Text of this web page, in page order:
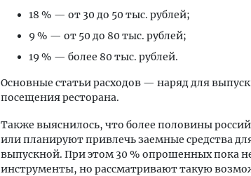
18 % — от 30 до 50 тыс. рублей;
9 % — от 50 до 80 тыс. рублей;
19 % — более 80 тыс. рублей.
Основные статьи расходов — наряд для
посещения ресторана.
Также выяснилось, что более половины
или планируют привлечь заемные средства
выпускной. При этом 30 % опрошенных пока
инструменты, но рассматривают такую